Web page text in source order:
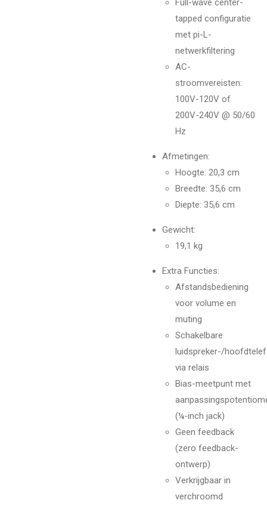
tapped configuratie
met pi-L-
netwerkfiltering
AC-
stroomvereisten:
100V-120V of
200V-240V @ 50/60
Hz
Afmetingen:
Hoogte: 20,3 cm
Breedte: 35,6 cm
Diepte: 35,6 cm
Gewicht:
19,1 kg
Extra Functies:
Afstandsbediening
voor volume en
muting
Schakelbare
luidspreker-/
via relais
Bias-meetpunt met
(¼-inch jack)
Geen feedback
(zero feedback-
ontwerp)
Verkrijgbaar in
verchroomd